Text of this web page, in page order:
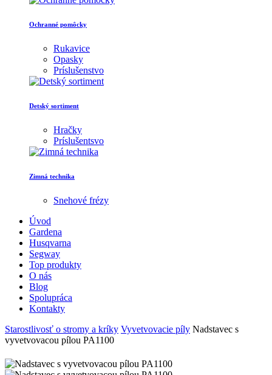
Ochranné pomôcky
Rukavice
Opasky
Príslušenstvo
Detský sortiment
Hračky
Príslušentsvo
Zimná technika
Snehové frézy
Úvod
Gardena
Husqvarna
Segway
Top produkty
O nás
Blog
Spolupráca
Kontakty
Starostlivosť o stromy a kríky Vyvetvovacie píly Nadstavec s
vyvetvovacou pílou PA1100